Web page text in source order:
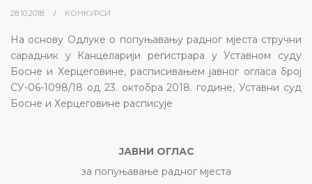
28.10.2018. КОНКУРСИ
На основу Одлуке о попуњавању радног мјеста стручни
сарадник у Канцеларији регистрара у Уставном суду
Босне и Херцеговине, расписивањем јавног огласа број
СУ-06-1098/18 од 23. октобра 2018. године, Уставни суд
Босне и Херцеговине расписује
ЈАВНИ ОГЛАС
за попуњавање радног мјеста